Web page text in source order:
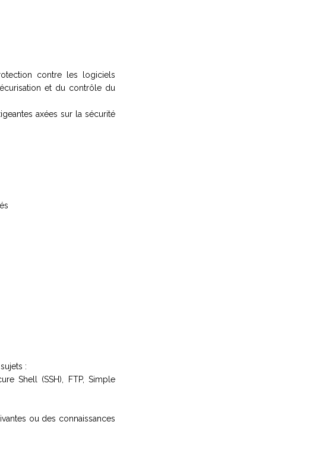
contre les logiciels
et du contrôle du
axées sur la sécurité
:
Shell (SSH), FTP, Simple
ou des connaissances